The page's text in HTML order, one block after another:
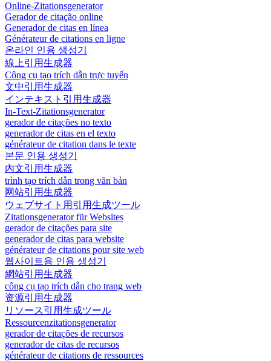
Online-Zitationsgenerator
Gerador de citação online
Generador de citas en línea
Générateur de citations en ligne
온라인 인용 생성기
線上引用生成器
Công cụ tạo trích dẫn trực tuyến
文中引用生成器
インテキスト引用生成器
In-Text-Zitationsgenerator
gerador de citações no texto
generador de citas en el texto
générateur de citation dans le texte
본문 인용 생성기
內文引用生成器
trình tạo trích dẫn trong văn bản
网站引用生成器
ウェブサイト用引用生成ツール
Zitationsgenerator für Websites
gerador de citações para site
generador de citas para website
générateur de citations pour site web
웹사이트용 인용 생성기
網站引用生成器
công cụ tạo trích dẫn cho trang web
资源引用生成器
リソース引用生成ツール
Ressourcenzitationsgenerator
gerador de citações de recursos
generador de citas de recursos
générateur de citations de ressources